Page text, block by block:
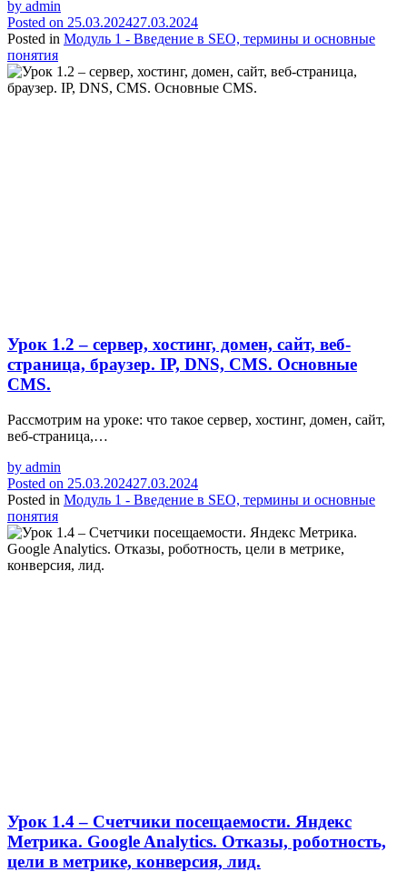
by admin
Posted on 25.03.202427.03.2024
Posted in Модуль 1 - Введение в SEO, термины и основные
понятия
Урок 1.2 – сервер, хостинг, домен, сайт, веб-
страница, браузер. IP, DNS, CMS. Основные
CMS.
Рассмотрим на уроке: что такое сервер, хостинг, домен, сайт,
веб-страница,…
by admin
Posted on 25.03.202427.03.2024
Posted in Модуль 1 - Введение в SEO, термины и основные
понятия
Урок 1.4 – Счетчики посещаемости. Яндекс
Метрика. Google Analytics. Отказы, роботность,
цели в метрике, конверсия, лид.